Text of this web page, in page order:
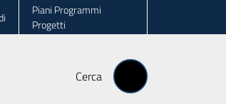
Piani Programmi
Progetti
Cerca